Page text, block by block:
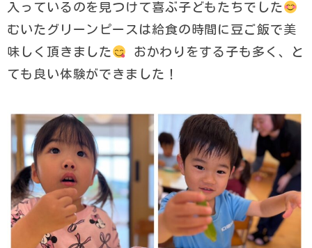
入っているのを見つけて喜ぶ子どもたちでした
むいたグリーンピースは給食の時間に豆ご飯で美
味しく頂きました
おかわりをする子も多く、と
ても良い体験ができました！